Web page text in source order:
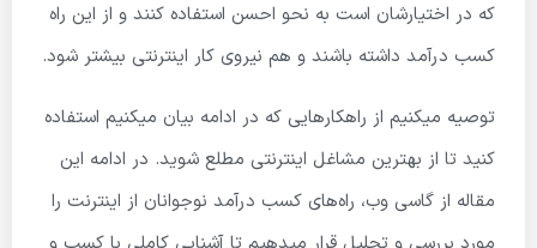
که در اختیارشان است به نحو احسن استفاده کنند و از این راه
کسب درآمد داشته باشند و هم نیروی کار اینترنتی بیشتر شود.
توصیه میکنیم از راهکارهایی که در ادامه بیان میکنیم استفاده
کنید تا از بهترین مشاغل اینترنتی مطلع شوید. در ادامه این
مقاله از گاسی وب، راه‌های کسب درآمد نوجوانان از اینترنت را